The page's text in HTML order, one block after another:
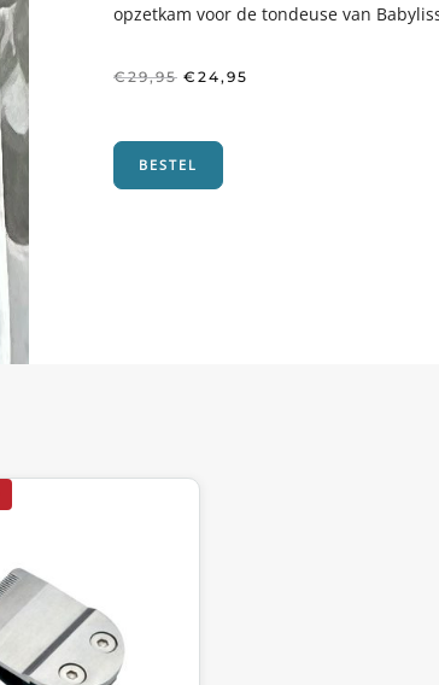
opzetkam voor de tondeuse van
€29,95 Oorspronkelijke
€ 24,95
BESTEL